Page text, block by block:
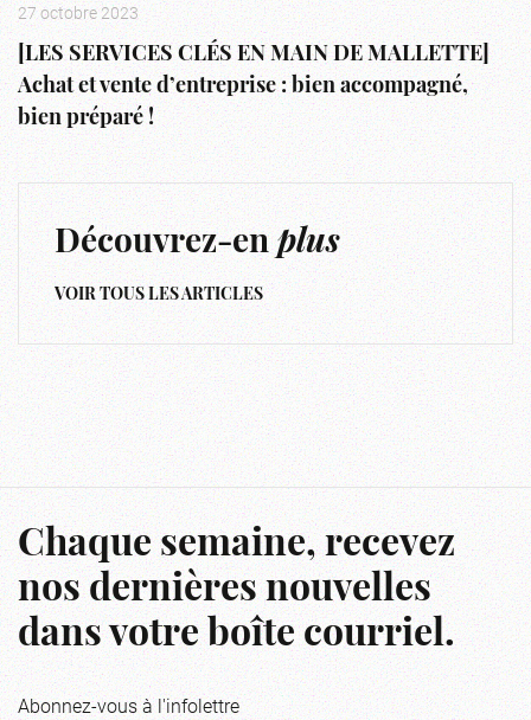
27 octobre 2023
[LES SERVICES CLÉS EN MAIN DE MALLETTE]
Achat et vente d’entreprise : bien accompagné,
bien préparé !
Découvrez-enplus
VOIR TOUS LES ARTICLES
Chaque semaine, recevez
nos dernières nouvelles
dans votre boîte courriel.
Abonnez-vous à l'infolettre